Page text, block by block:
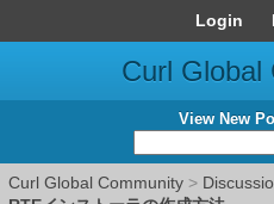
Login
Curl Global
View New
Curl Global Community >